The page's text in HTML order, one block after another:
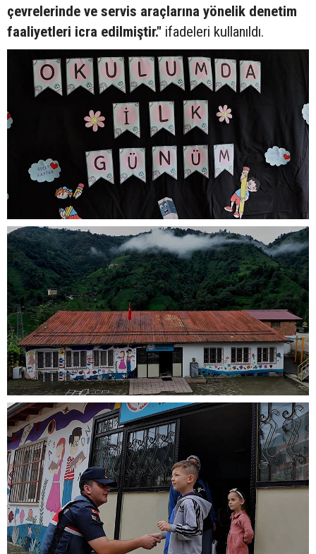
çevrelerinde ve servis araçlarına yönelik denetim
faaliyetleri icra edilmiştir." ifadeleri kullanıldı.